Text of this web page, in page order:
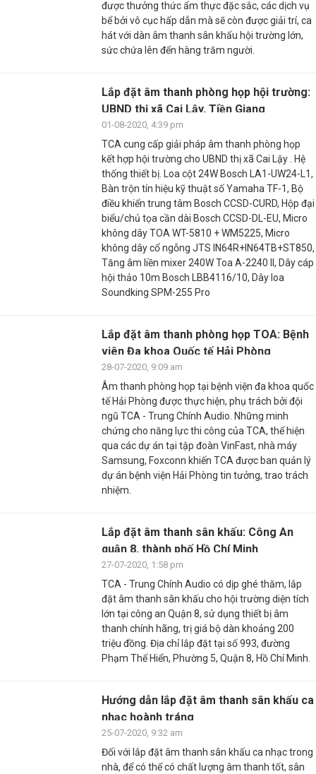
được thưởng thức ẩm thực đặc sắc, các dịch vụ
bể bởi vô cục hấp dẫn mà sẽ còn được giải trí, ca
hát với dàn âm thanh sân khấu hội trường lớn,
sức chứa lên đến hàng trăm người.
Lắp đặt âm thanh phòng họp hội trường:
UBND thị xã Cai Lậy, Tiền Giang
01-08-2020, 4:39 pm
TCA cung cấp giải pháp âm thanh phòng họp
kết hợp hội trường cho UBND thị xã Cai Lậy . Hệ
thống thiết bị. Loa cột 24W Bosch LA1-UW24-L1,
Bàn trộn tín hiệu kỹ thuật số Yamaha TF-1, Bộ
điều khiển trung tâm Bosch CCSD-CURD, Hộp đại
biểu/chủ tọa cần dài Bosch CCSD-DL-EU, Micro
không dây TOA WT-5810 + WM5225, Micro
không dây cổ ngỗng JTS IN64R+IN64TB+ST850,
Tăng âm liền mixer 240W Toa A-2240 II, Dây cáp
hội thảo 10m Bosch LBB4116/10, Dây loa
Soundking SPM-255 Pro
Lắp đặt âm thanh phòng họp TOA: Bệnh
viên Đa khoa Quốc tế Hải Phòng
28-07-2020, 9:09 am
Âm thanh phòng họp tại bệnh viện đa khoa quốc
tế Hải Phòng được thực hiện, phụ trách bởi đội
ngũ TCA - Trung Chính Audio. Những minh
chứng cho năng lực thi công của TCA, thể hiện
qua các dự án tại tập đoàn VinFast, nhà máy
Samsung, Foxconn khiến TCA được ban quản lý
dự án bệnh viện Hải Phòng tin tưởng, trao trách
nhiệm.
Lắp đặt âm thanh sân khấu: Công An
quận 8, thành phố Hồ Chí Minh
27-07-2020, 1:58 pm
TCA - Trung Chính Audio có dịp ghé thăm, lắp
đặt âm thanh sân khấu cho hội trường diện tích
lớn tại công an Quận 8, sử dụng thiết bị âm
thanh chính hãng, trị giá bộ dàn khoảng 200
triệu đồng. Địa chỉ lắp đặt tại số 993, đường
Phạm Thế Hiển, Phường 5, Quận 8, Hồ Chí Minh.
Hướng dẫn lắp đặt âm thanh sân khấu ca
nhạc hoành tráng
25-07-2020, 9:32 am
Đối với lắp đặt âm thanh sân khấu ca nhạc trong
nhà, để có thể có chất lượng âm thanh tốt, sân